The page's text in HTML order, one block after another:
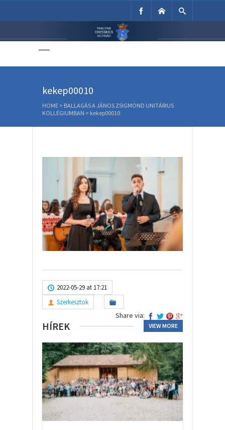
Unitárius Egyház
kekep00010
HOME > BALLAGÁS A JÁNOS ZSIGMOND UNITÁRIUS
KOLLÉGIUMBAN > kekep00010
2022-05-29 at 17:21
Szerkesztok
Share via:
HÍREK VIEW MORE